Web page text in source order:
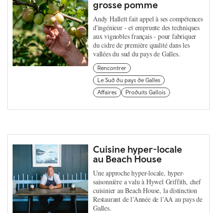
grosse pomme
Andy Hallett fait appel à ses compétences
d'ingénieur - et emprunte des techniques
aux vignobles français - pour fabriquer
du cidre de première qualité dans les
vallées du sud du pays de Galles.
Rencontrer
Le Sud du pays de Galles
Affaires
Produits Gallois
Cuisine hyper-locale
au Beach House
Une approche hyper-locale, hyper-
saisonnière a valu à Hywel Griffith, chef
cuisinier au Beach House, la distinction
Restaurant de l’Année de l’AA au pays de
Galles.